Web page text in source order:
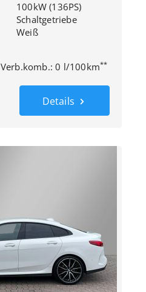
100kW (136PS)
Schaltgetriebe
Weiß
Verb.komb.: 0 l/100km**
Details